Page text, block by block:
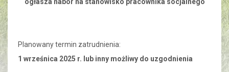
Planowany termin zatrudnienia:
1 wrześnica 2025 r. lub inny możliwy do uzgodnienia